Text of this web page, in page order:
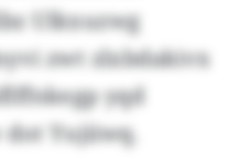
Ulkxuzwg
zwt zlxbdakivx
yqd
Yujiiwq.